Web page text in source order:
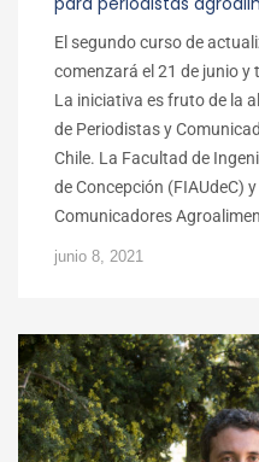
El segundo curso de
comenzará el 21 de junio y
La iniciativa es fruto de la
de Periodistas y
Chile. La Facultad de
de Concepción (FIAUdeC)
Comunicadores
junio 8, 2021